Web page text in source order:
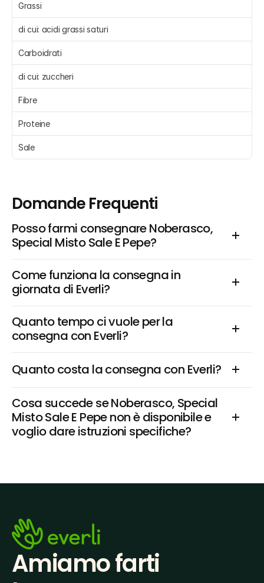
Grassi
di cui: acidi grassi saturi
Carboidrati
di cui: zuccheri
Fibre
Proteine
Sale
Domande Frequenti
Posso farmi consegnare Noberasco,
Special Misto Sale E Pepe?
Come funziona la consegna in
giornata di Everli?
Quanto tempo ci vuole per la
consegna con Everli?
Quanto costa la consegna con Everli?
Cosa succede se Noberasco, Special
Misto Sale E Pepe non è disponibile e
voglio dare istruzioni specifiche?
Amiamo farti